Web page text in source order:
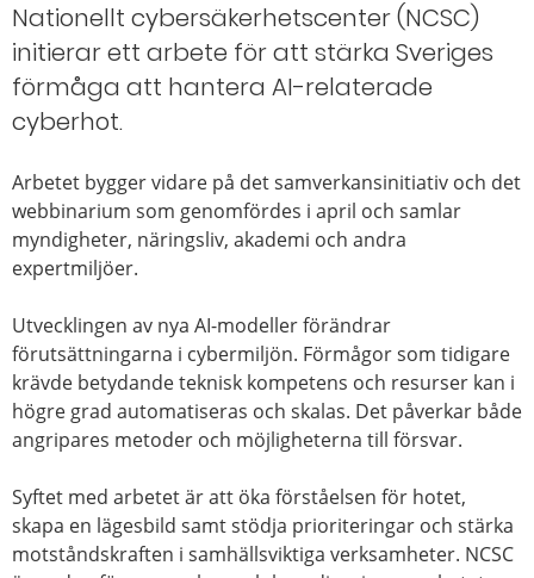
Nationellt cybersäkerhetscenter (NCSC)
initierar ett arbete för att stärka Sveriges
förmåga att hantera AI-relaterade
cyberhot.
Arbetet bygger vidare på det samverkansinitiativ och det
webbinarium som genomfördes i april och samlar
myndigheter, näringsliv, akademi och andra
expertmiljöer.
Utvecklingen av nya AI-modeller förändrar
förutsättningarna i cybermiljön. Förmågor som tidigare
krävde betydande teknisk kompetens och resurser kan i
högre grad automatiseras och skalas. Det påverkar både
angripares metoder och möjligheterna till försvar.
Syftet med arbetet är att öka förståelsen för hotet,
skapa en lägesbild samt stödja prioriteringar och stärka
motståndskraften i samhällsviktiga verksamheter. NCSC